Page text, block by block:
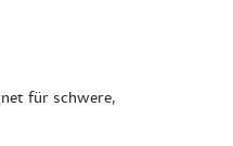
für schwere,